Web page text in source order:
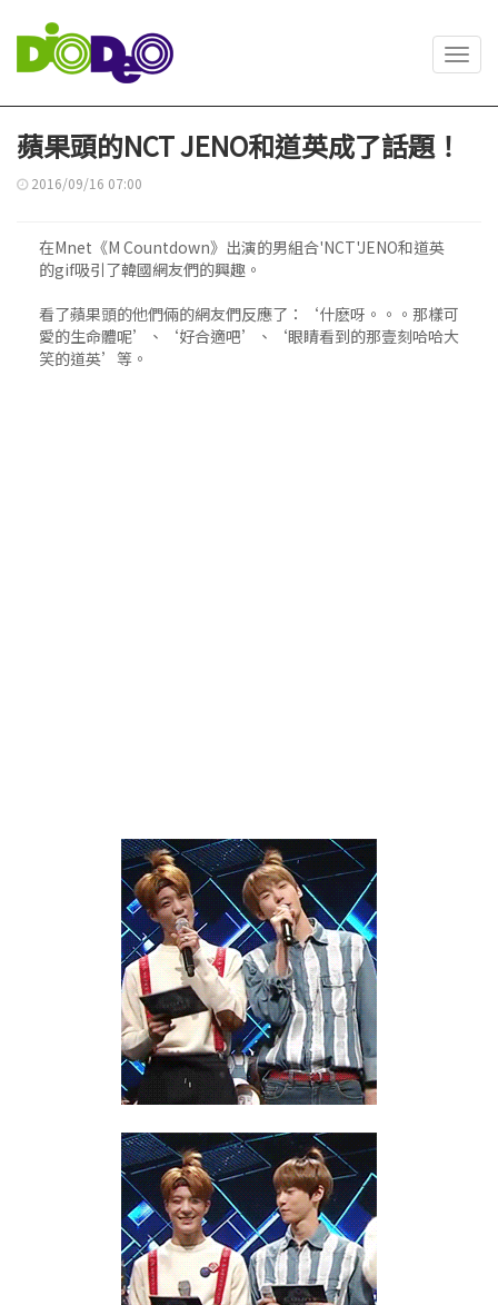
蘋果頭的NCT JENO和道英成了話題！
2016/09/16 07:00
在Mnet《M Countdown》出演的男組合'NCT'JENO和道英
的gif吸引了韓國網友們的興趣。
看了蘋果頭的他們倆的網友們反應了：‘什麽呀。。。那樣可
愛的生命體呢’、‘好合適吧’、‘眼睛看到的那壹刻哈哈大
笑的道英’等。